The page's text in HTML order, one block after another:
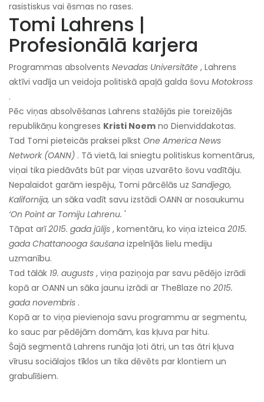
rasistiskus vai ēsmas no rases.
Tomi Lahrens |
Profesionālā karjera
Programmas absolvents Nevadas Universitāte , Lahrens
aktīvi vadīja un veidoja politiskā apaļā galda šovu Motokross
.
Pēc viņas absolvēšanas Lahrens stažējās pie toreizējās
republikāņu kongreses Kristi Noem no Dienviddakotas.
Tad Tomi pieteicās praksei plkst One America News
Network (OANN) . Tā vietā, lai sniegtu politiskus komentārus,
viņai tika piedāvāts būt par viņas uzvarēto šovu vadītāju.
Nepalaidot garām iespēju, Tomi pārcēlās uz Sandjego,
Kalifornija, un sāka vadīt savu izstādi OANN ar nosaukumu
‘On Point ar Tomiju Lahrenu. '
Tāpat arī2015. gada jūlijs , komentāru, ko viņa izteica 2015.
gada Chattanooga šaušana izpelnījās lielu mediju
uzmanību.
Tad tālāk 19. augusts , viņa paziņoja par savu pēdējo izrādi
kopā ar OANN un sāka jaunu izrādi ar TheBlaze no 2015.
gada novembris .
Kopā ar to viņa pievienoja savu programmu ar segmentu,
ko sauc par pēdējām domām, kas kļuva par hitu.
Šajā segmentā Lahrens runāja ļoti ātri, un tas ātri kļuva
vīrusu sociālajos tīklos un tika dēvēts par klontiem un
grabulīšiem.